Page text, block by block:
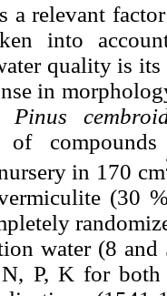
a relevant
into
quality is
in
Pinus
of
in 170 cm
(30
water (8
P, K for